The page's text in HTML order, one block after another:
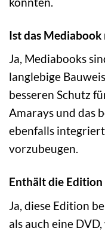
Ist das
Ja, Mediabooks
langlebige
besseren Schutz
Amarays und das
ebenfalls
vorzubeugen.
Enthält die Edition
Ja, diese Edition
als auch eine